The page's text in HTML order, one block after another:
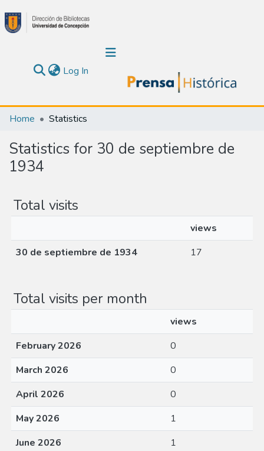
Log In(current)
Communities & Collections
About Us
Calendar
Home Statistics
Statistics for 30 de septiembre de
1934
Total visits
views
30 de septiembre de 1934
17
Total visits per month
views
February 2026
0
March 2026
0
April 2026
0
May 2026
1
June 2026
1